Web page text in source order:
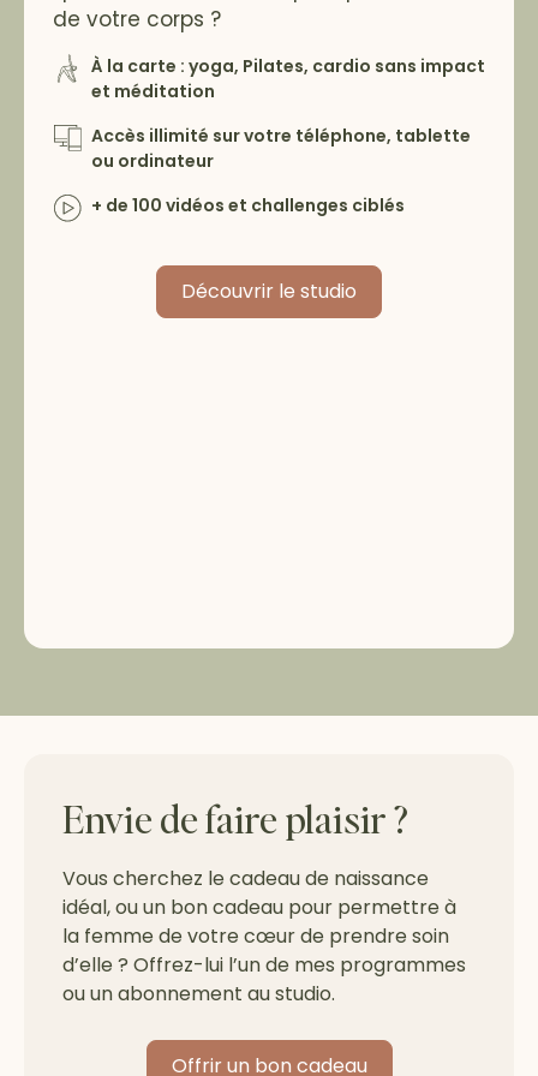
de votre corps ?
À la carte : yoga, Pilates, cardio sans impact
et méditation
Accès illimité sur votre téléphone, tablette
ou ordinateur
+ de 100 vidéos et challenges ciblés
Découvrir le studio
Envie de faire plaisir ?
Vous cherchez le cadeau de naissance
idéal, ou un bon cadeau pour permettre à
la femme de votre cœur de prendre soin
d’elle ? Offrez-lui l’un de mes programmes
ou un abonnement au studio.
Offrir un bon cadeau